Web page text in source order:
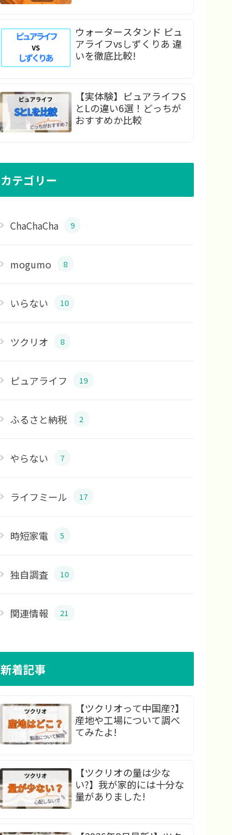
ウォータースタンド ピュ
アライフvsしずくりあ 違
いを徹底比較!
【実体験】ピュアライフS
とLの違い6選！どっちが
おすすめか比較
カテゴリー
ChaChaCha 9
mogumo 8
いらない 10
ツクリオ 8
ピュアライフ 19
ふるさと納税 2
やらない 7
ライフミール 17
時短家電 5
独自調査 10
関連情報 21
新着記事
【ツクリオって中国産?】
産地や工場について調べ
てみたよ!
【ツクリオの量は少な
い?】我が家的には十分な
量がありました!